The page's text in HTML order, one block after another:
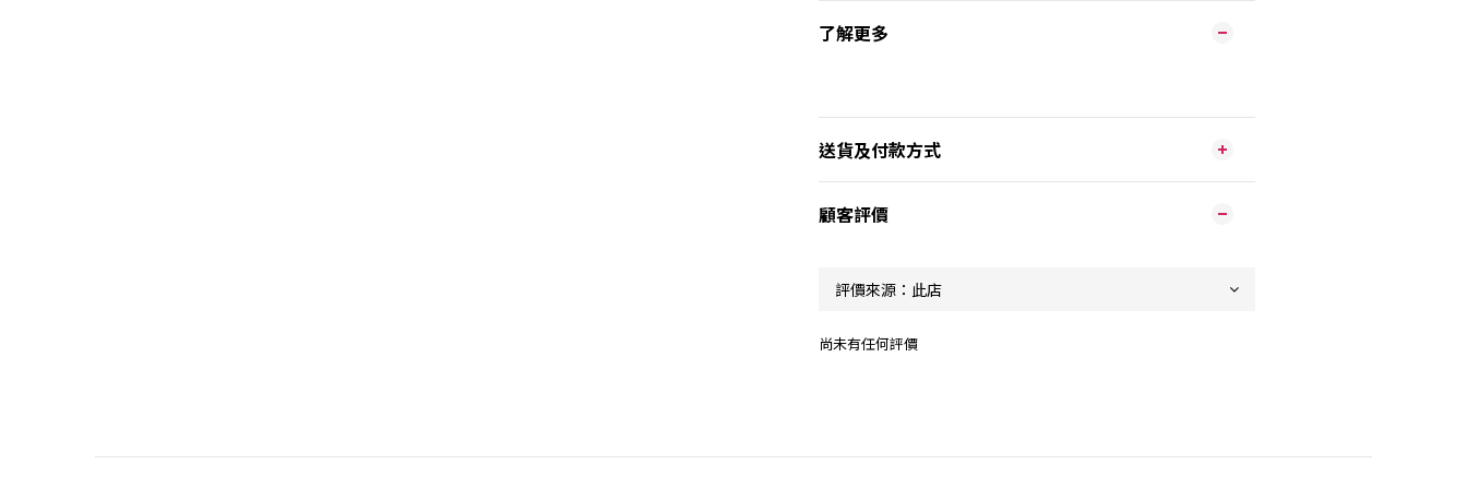
了解更多
送貨及付款方式
顧客評價
尚未有任何評價